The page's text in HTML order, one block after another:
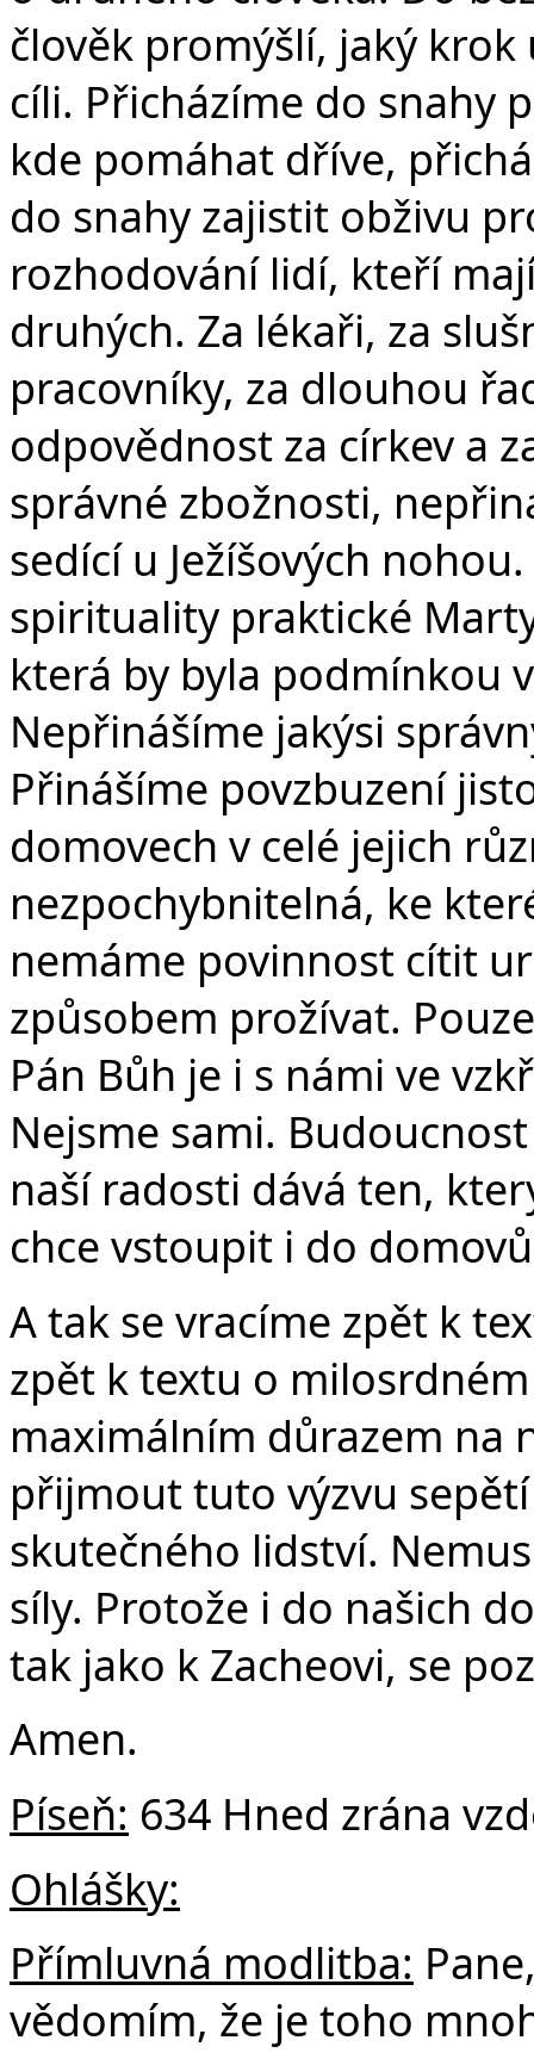
člověk promýšlí, jaký
cíli. Přicházíme do snahy
kde pomáhat dříve,
do snahy zajistit obživu
rozhodování lidí, kteří
druhých. Za lékaři, za
pracovníky, za dlouhou
odpovědnost za církev a
správné zbožnosti,
sedící u Ježíšových
spirituality praktické
která by byla podmínkou
Nepřinášíme jakýsi
Přinášíme povzbuzení
domovech v celé jejich
nezpochybnitelná, ke
nemáme povinnost cítit
způsobem prožívat.
Pán Bůh je i s námi ve
Nejsme sami.
naší radosti dává ten,
chce vstoupit i do
A tak se vracíme zpět k
zpět k textu o
maximálním důrazem na
přijmout tuto výzvu
skutečného lidství.
síly. Protože i do našich
tak jako k Zacheovi, se
Amen.
Píseň: 634 Hned zrána
Ohlášky:
Přímluvná modlitba:
vědomím, že je toho